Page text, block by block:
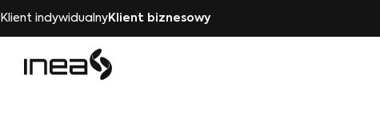
Klient indywidualnyKlient biznesowy